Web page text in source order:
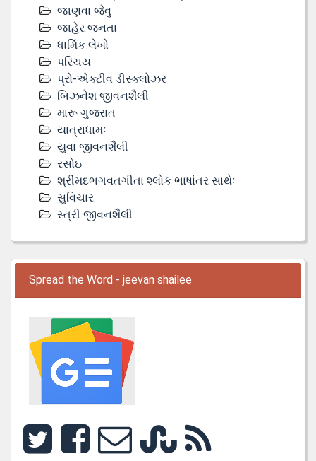
જાણવા જેવુ
જાહેર જનતા
ધાર્મિક લેખો
પરિચય
પ્રો-એક્ટીવ ડીસ્‍ક્લોઝર
બિઝનેશ જીવનશૈલી
મારૂ ગુજરાત
યાત્રાધામઃ
યુવા જીવનશૈલી
રસોઇ
શ્રીમદભગવતગીતા શ્લોક ભાષાંતર સાથેઃ
સુવિચાર
સ્ત્રી જીવનશૈલી
Spread the Word - jeevan shailee